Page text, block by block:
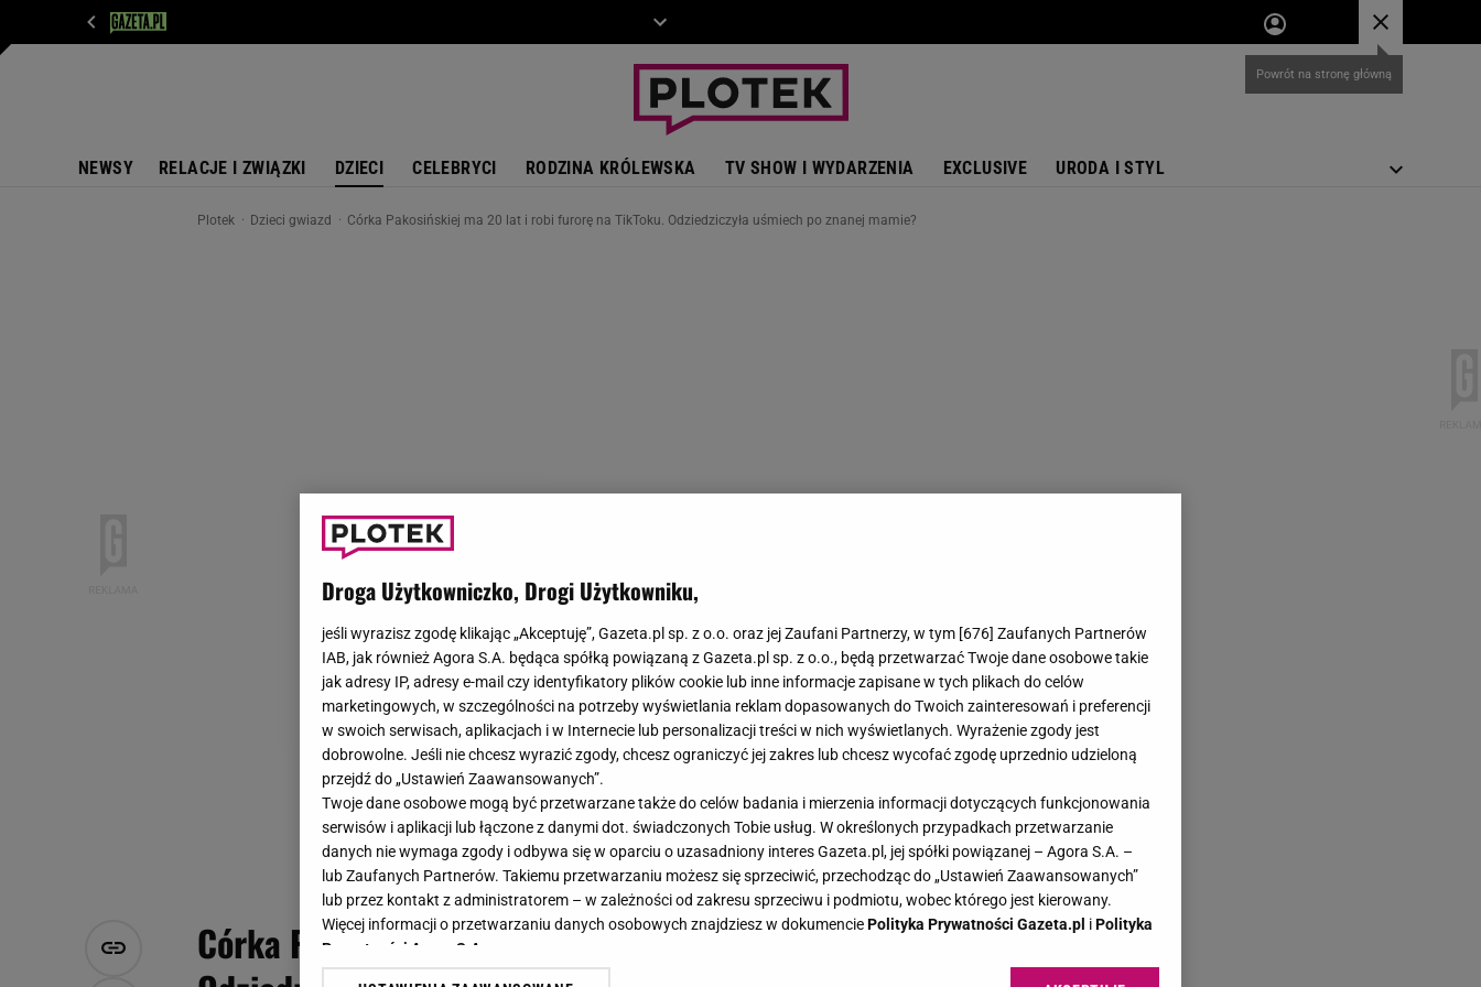
NEWSY RELACJE I ZWIĄZKI DZIECI CELEBRYCI RODZINA KRÓLEWSKA TV SHOW I WYDARZENIA EXCLUSIVE URODA I STYL
Plotek Dzieci gwiazd Córka Pakosińskiej ma 20 lat i robi furorę na TikToku. Odziedziczyła uśmiech po znanej mamie?
Córka Pakosińskiej ma 20 lat i robi furorę na TikToku.
Droga Użytkowniczko, Drogi Użytkowniku,
jeśli wyrazisz zgodę klikając „Akceptuję”, Gazeta.pl sp. z o.o. oraz jej Zaufani Partnerzy, w tym [676] Zaufanych Partnerów
IAB, jak również Agora S.A. będąca spółką powiązaną z Gazeta.pl sp. z o.o., będą przetwarzać Twoje dane osobowe takie
jak adresy IP, adresy e-mail czy identyfikatory plików cookie lub inne informacje zapisane w tych plikach do celów
marketingowych, w szczególności na potrzeby wyświetlania reklam dopasowanych do Twoich zainteresowań i preferencji
w swoich serwisach, aplikacjach i w Internecie lub personalizacji treści w nich wyświetlanych. Wyrażenie zgody jest
dobrowolne. Jeśli nie chcesz wyrazić zgody, chcesz ograniczyć jej zakres lub chcesz wycofać zgodę uprzednio udzieloną
przejdź do „Ustawień Zaawansowanych”.
Twoje dane osobowe mogą być przetwarzane także do celów badania i mierzenia informacji dotyczących funkcjonowania
serwisów i aplikacji lub łączone z danymi dot. świadczonych Tobie usług. W określonych przypadkach przetwarzanie
danych nie wymaga zgody i odbywa się w oparciu o uzasadniony interes Gazeta.pl, jej spółki powiązanej – Agora S.A. –
lub Zaufanych Partnerów. Takiemu przetwarzaniu możesz się sprzeciwić, przechodząc do „Ustawień Zaawansowanych”
lub przez kontakt z administratorem – w zależności od zakresu sprzeciwu i podmiotu, wobec którego jest kierowany.
Więcej informacji o przetwarzaniu danych osobowych znajdziesz w dokumenciePolityka Prywatności Gazeta.pl iPolityka
Prywatności Agora S.A.